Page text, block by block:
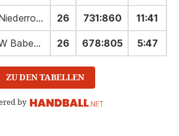
TGS Niederrodenbach 26 731:860 11:41
SG RW Babenhausen 26 678:805 5:47
ZU DEN TABELLEN
by